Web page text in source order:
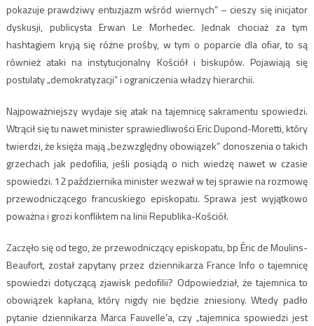
pokazuje prawdziwy entuzjazm wśród wiernych” – cieszy się inicjator
dyskusji, publicysta Erwan Le Morhedec. Jednak chociaż za tym
hashtagiem kryją się różne prośby, w tym o poparcie dla ofiar, to są
również ataki na instytucjonalny Kościół i biskupów. Pojawiają się
postulaty „demokratyzacji” i ograniczenia władzy hierarchii.
Najpoważniejszy wydaje się atak na tajemnicę sakramentu spowiedzi.
Wtrącił się tu nawet minister sprawiedliwości Eric Dupond-Moretti, który
twierdzi, że księża mają „bezwzględny obowiązek” donoszenia o takich
grzechach jak pedofilia, jeśli posiądą o nich wiedzę nawet w czasie
spowiedzi. 12 października minister wezwał w tej sprawie na rozmowę
przewodniczącego francuskiego episkopatu. Sprawa jest wyjątkowo
poważna i grozi konfliktem na linii Republika-Kościół.
Zaczęło się od tego, że przewodniczący episkopatu, bp Éric de Moulins-
Beaufort, został zapytany przez dziennikarza France Info o tajemnicę
spowiedzi dotyczącą zjawisk pedofilii? Odpowiedział, że tajemnica to
obowiązek kapłana, który nigdy nie będzie zniesiony. Wtedy padło
pytanie dziennikarza Marca Fauvelle’a, czy „tajemnica spowiedzi jest